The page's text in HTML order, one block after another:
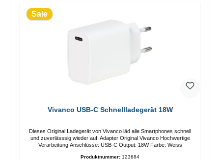
Sale
Vivanco USB-C Schnellladegerät 18W
Dieses Original Ladegerät von Vivanco läd alle Smartphones schnell
und zuverlässsig wieder auf. Adapter Original Vivanco Hochwertige
Verarbeitung Anschlüsse: USB-C Output: 18W Farbe: Weiss
Produktnummer: 123684